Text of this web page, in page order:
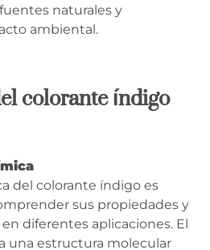
naturales y
ambiental.
colorante índigo
del colorante índigo es
sus propiedades y
diferentes aplicaciones. El
una estructura molecular